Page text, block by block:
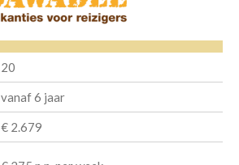
20
vanaf 6 jaar
€ 2.679